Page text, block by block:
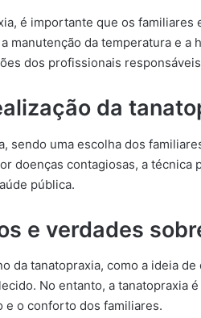
é importante que os
manutenção da temperatura e a
dos profissionais
da
sendo uma escolha dos
doenças contagiosas, a técnica
pública.
e verdades
da tanatopraxia, como a ideia
No entanto, a tanatopraxia
e o conforto dos familiares.